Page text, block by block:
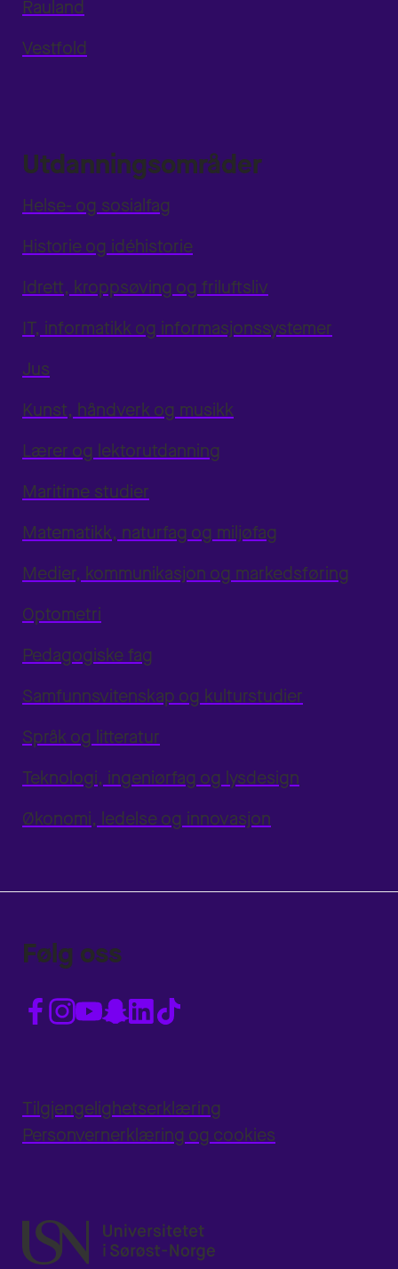
Rauland
Vestfold
Utdanningsområder
Helse- og sosialfag
Historie og idéhistorie
Idrett, kroppsøving og friluftsliv
IT, informatikk og informasjonssystemer
Jus
Kunst, håndverk og musikk
Lærer og lektorutdanning
Maritime studier
Matematikk, naturfag og miljøfag
Medier, kommunikasjon og markedsføring
Optometri
Pedagogiske fag
Samfunnsvitenskap og kulturstudier
Språk og litteratur
Teknologi, ingeniørfag og lysdesign
Økonomi, ledelse og innovasjon
Følg oss
Tilgjengelighetserklæring
Personvernerklæring og cookies